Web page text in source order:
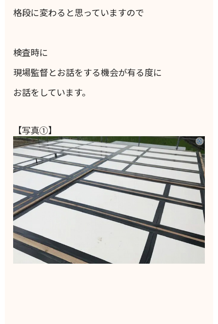
格段に変わると思っていますので
検査時に
現場監督とお話をする機会が有る度に
お話をしています。
【写真①】